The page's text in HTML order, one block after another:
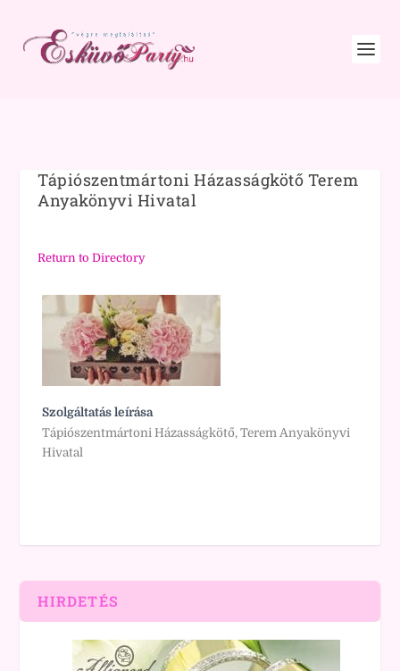
Tápiószentmártoni Házasságkötő Terem
Anyakönyvi Hivatal
Return to Directory
Szolgáltatás leírása
Tápiószentmártoni Házasságkötő, Terem Anyakönyvi
Hivatal
HIRDETÉS